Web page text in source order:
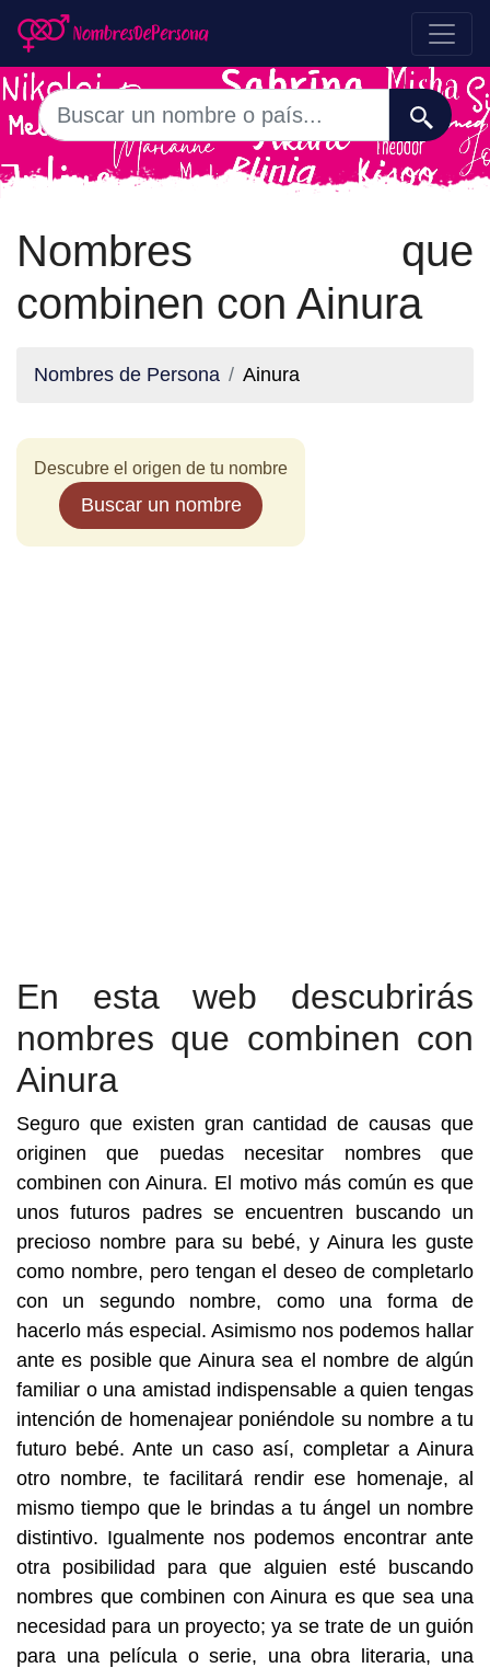
Nombres que
combinen con Ainura
Nombres de Persona Ainura
Descubre el origen de tu nombre
Buscar un nombre
En esta web descubrirás
nombres que combinen con
Ainura
Seguro que existen gran cantidad de causas que
originen que puedas necesitar nombres que
combinen con Ainura. El motivo más común es que
unos futuros padres se encuentren buscando un
precioso nombre para su bebé, y Ainura les guste
como nombre, pero tengan el deseo de completarlo
con un segundo nombre, como una forma de
hacerlo más especial. Asimismo nos podemos hallar
ante es posible que Ainura sea el nombre de algún
familiar o una amistad indispensable a quien tengas
intención de homenajear poniéndole su nombre a tu
futuro bebé. Ante un caso así, completar a Ainura
otro nombre, te facilitará rendir ese homenaje, al
mismo tiempo que le brindas a tu ángel un nombre
distintivo. Igualmente nos podemos encontrar ante
otra posibilidad para que alguien esté buscando
nombres que combinen con Ainura es que sea una
necesidad para un proyecto; ya se trate de un guión
para una película o serie, una obra literaria, una